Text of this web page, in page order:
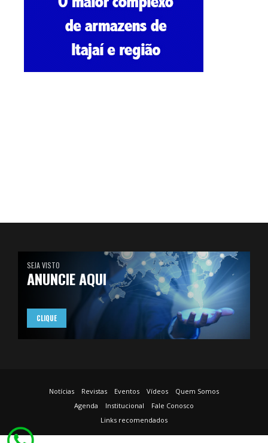
SEJA VISTO
ANUNCIE AQUI
CLIQUE
Notícias Revistas Eventos Vídeos
Quem Somos
Agenda
Institucional
Fale Conosco
Links recomendados